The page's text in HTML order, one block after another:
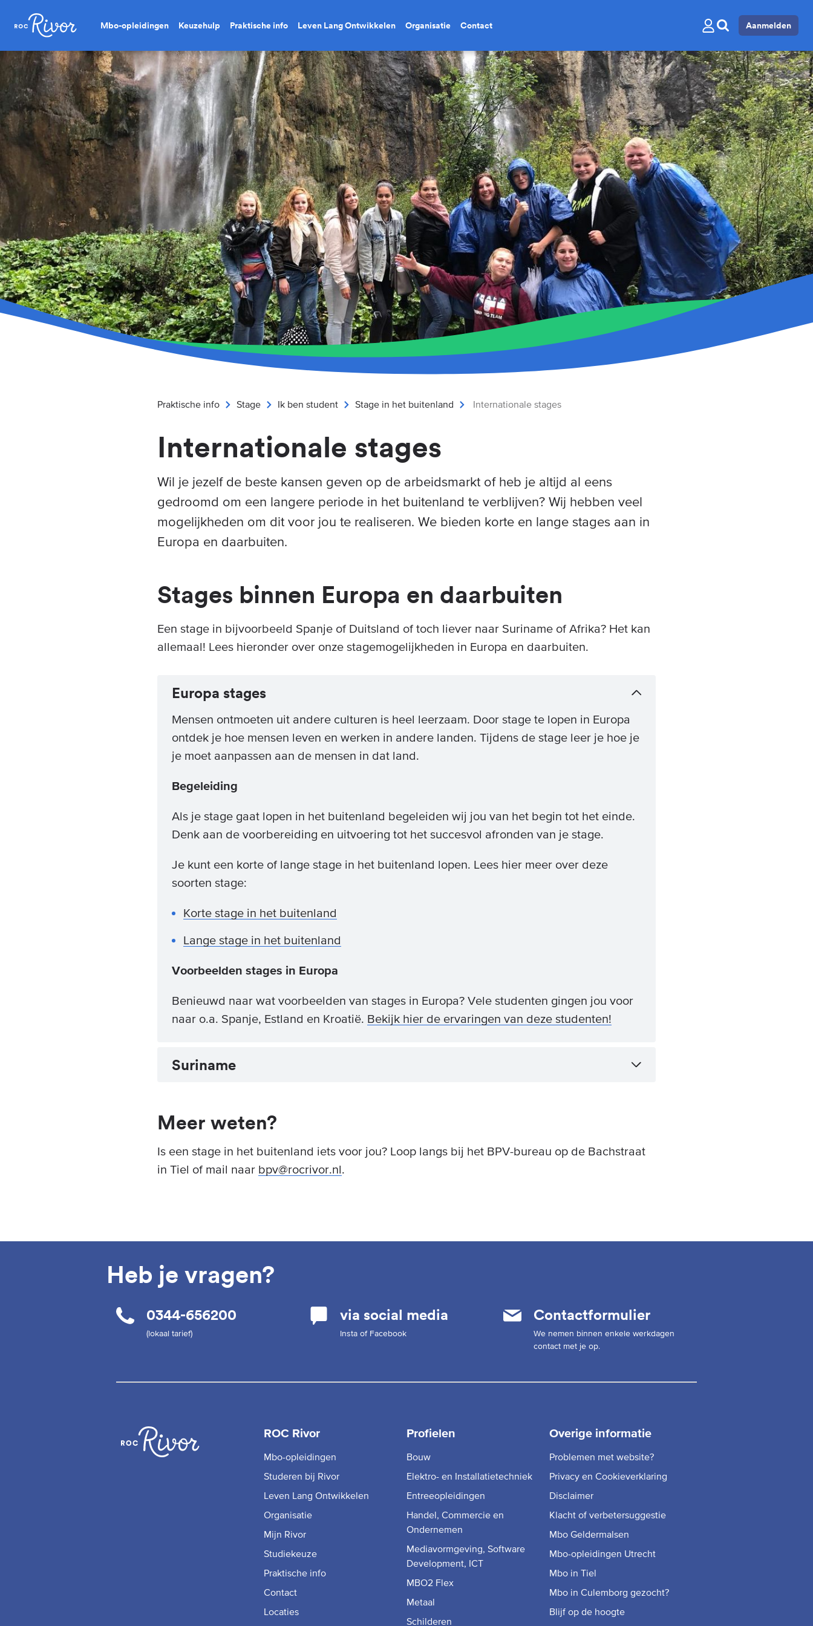
Mbo-opleidingen Keuzehulp Praktische info Leven Lang Ontwikkelen Organisatie Contact Aanmelden
Praktische info Stage Ik ben student Stage in het buitenland Internationale stages
Internationale stages
Wil je jezelf de beste kansen geven op de arbeidsmarkt of heb je altijd al eens
gedroomd om een langere periode in het buitenland te verblijven? Wij hebben veel
mogelijkheden om dit voor jou te realiseren. We bieden korte en lange stages aan in
Europa en daarbuiten.
Stages binnen Europa en daarbuiten
Een stage in bijvoorbeeld Spanje of Duitsland of toch liever naar Suriname of Afrika? Het kan
allemaal! Lees hieronder over onze stagemogelijkheden in Europa en daarbuiten.
Europa stages
Mensen ontmoeten uit andere culturen is heel leerzaam. Door stage te lopen in Europa
ontdek je hoe mensen leven en werken in andere landen. Tijdens de stage leer je hoe je
je moet aanpassen aan de mensen in dat land.
Begeleiding
Als je stage gaat lopen in het buitenland begeleiden wij jou van het begin tot het einde.
Denk aan de voorbereiding en uitvoering tot het succesvol afronden van je stage.
Je kunt een korte of lange stage in het buitenland lopen. Lees hier meer over deze
soorten stage:
Korte stage in het buitenland
Lange stage in het buitenland
Voorbeelden stages in Europa
Benieuwd naar wat voorbeelden van stages in Europa? Vele studenten gingen jou voor
naar o.a. Spanje, Estland en Kroatië. Bekijk hier de ervaringen van deze studenten!
Suriname
Meer weten?
Is een stage in het buitenland iets voor jou? Loop langs bij het BPV-bureau op de Bachstraat
in Tiel of mail naar bpv@rocrivor.nl.
Heb je vragen?
0344-656200
(lokaal tarief)
via social media
Insta of Facebook
Contactformulier
We nemen binnen enkele werkdagen
contact met je op.
ROC Rivor
Mbo-opleidingen
Studeren bij Rivor
Leven Lang Ontwikkelen
Organisatie
Mijn Rivor
Studiekeuze
Praktische info
Contact
Locaties
Profielen
Bouw
Elektro- en Installatietechniek
Entreeopleidingen
Handel, Commercie en
Ondernemen
Mediavormgeving, Software
Development, ICT
MBO2 Flex
Metaal
Schilderen
Overige informatie
Problemen met website?
Privacy en Cookieverklaring
Disclaimer
Klacht of verbetersuggestie
Mbo Geldermalsen
Mbo-opleidingen Utrecht
Mbo in Tiel
Mbo in Culemborg gezocht?
Blijf op de hoogte